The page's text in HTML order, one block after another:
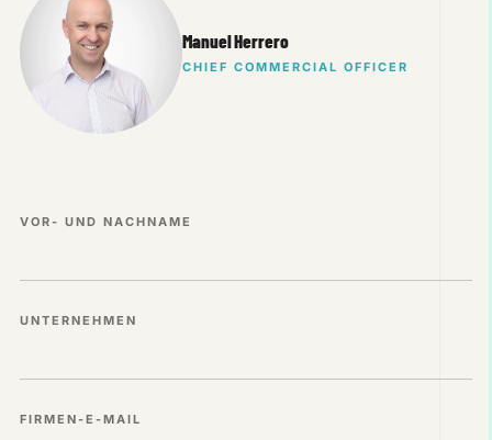
Manuel Herrero
CHIEF COMMERCIAL OFFICER
VOR- UND NACHNAME
UNTERNEHMEN
FIRMEN-E-MAIL